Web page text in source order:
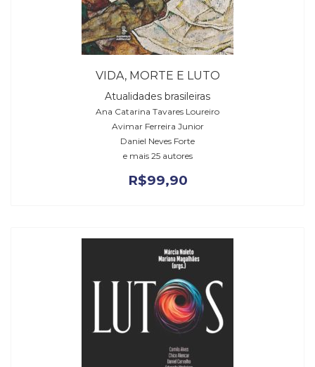
VIDA, MORTE E LUTO
Atualidades brasileiras
Ana Catarina Tavares Loureiro
Avimar Ferreira Junior
Daniel Neves Forte
e mais 25 autores
R$99,90